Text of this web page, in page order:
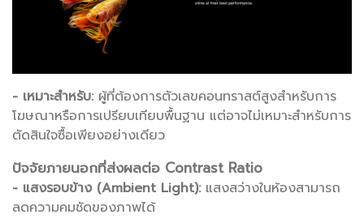
- เหมาะสำหรับ:ผู้ที่ต้องการตัวเลขคอนทราสต์สูงสำหรับการ
โฆษณาหรือการเปรียบเทียบพื้นฐาน แต่อาจไม่เหมาะสำหรับการ
ตัดสินใจซื้อเพียงอย่างเดียว
ปัจจัยภายนอกที่ส่งผลต่อ Contrast Ratio
- แสงรอบข้าง (Ambient Light):แสงสว่างในห้องสามารถ
ลดความคมชัดของภาพได้